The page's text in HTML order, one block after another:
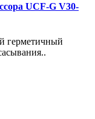
UCF-G V30-
герметичный